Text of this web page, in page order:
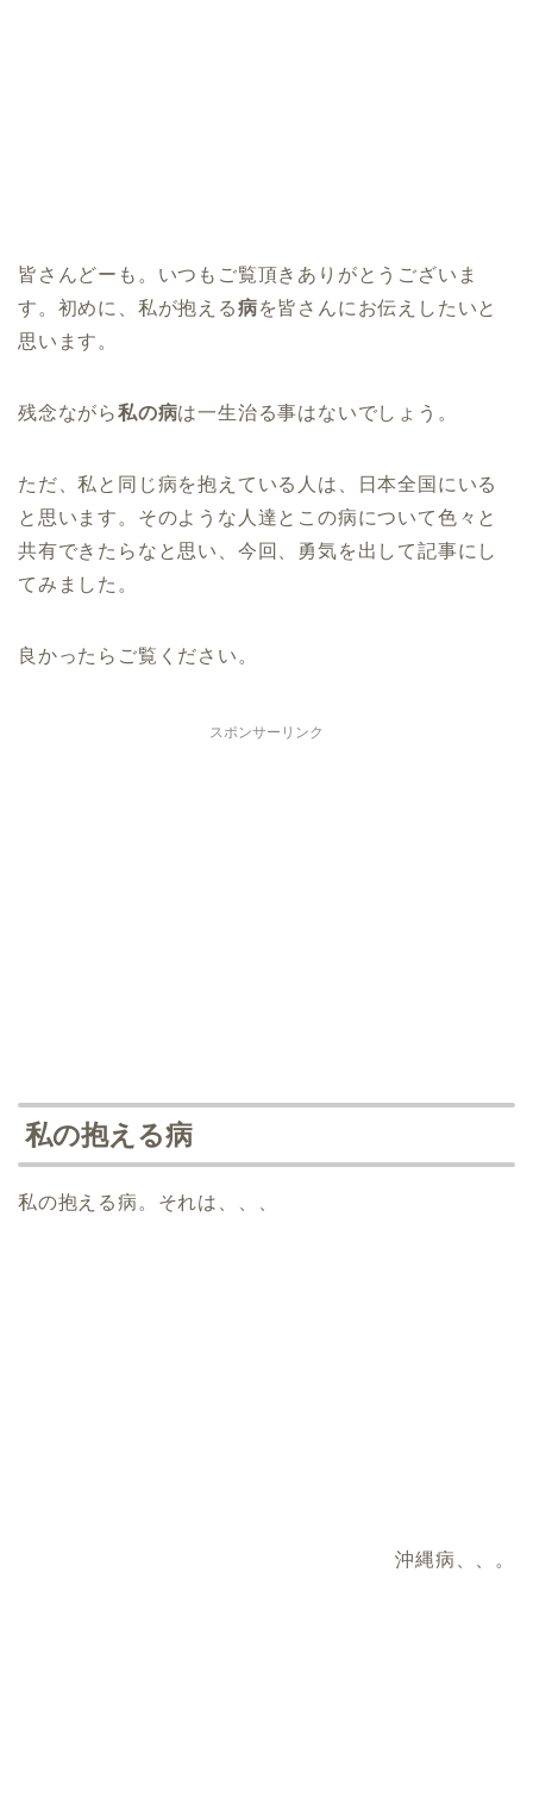
皆さんどーも。いつもご覧頂きありがとうございま
す。初めに、私が抱える病を皆さんにお伝えしたいと
思います。
残念ながら私の病は一生治る事はないでしょう。
ただ、私と同じ病を抱えている人は、日本全国にいる
と思います。そのような人達とこの病について色々と
共有できたらなと思い、今回、勇気を出して記事にし
てみました。
良かったらご覧ください。
スポンサーリンク
私の抱える病
私の抱える病。それは、、、
沖縄病、、。